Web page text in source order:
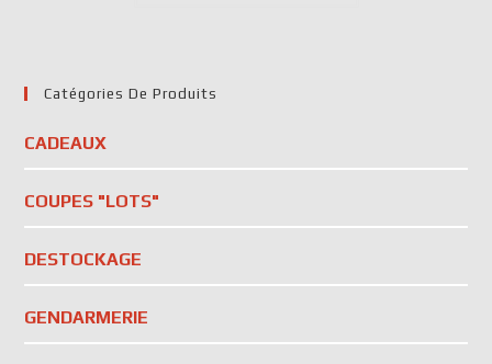
Catégories De Produits
CADEAUX
COUPES "LOTS"
DESTOCKAGE
GENDARMERIE